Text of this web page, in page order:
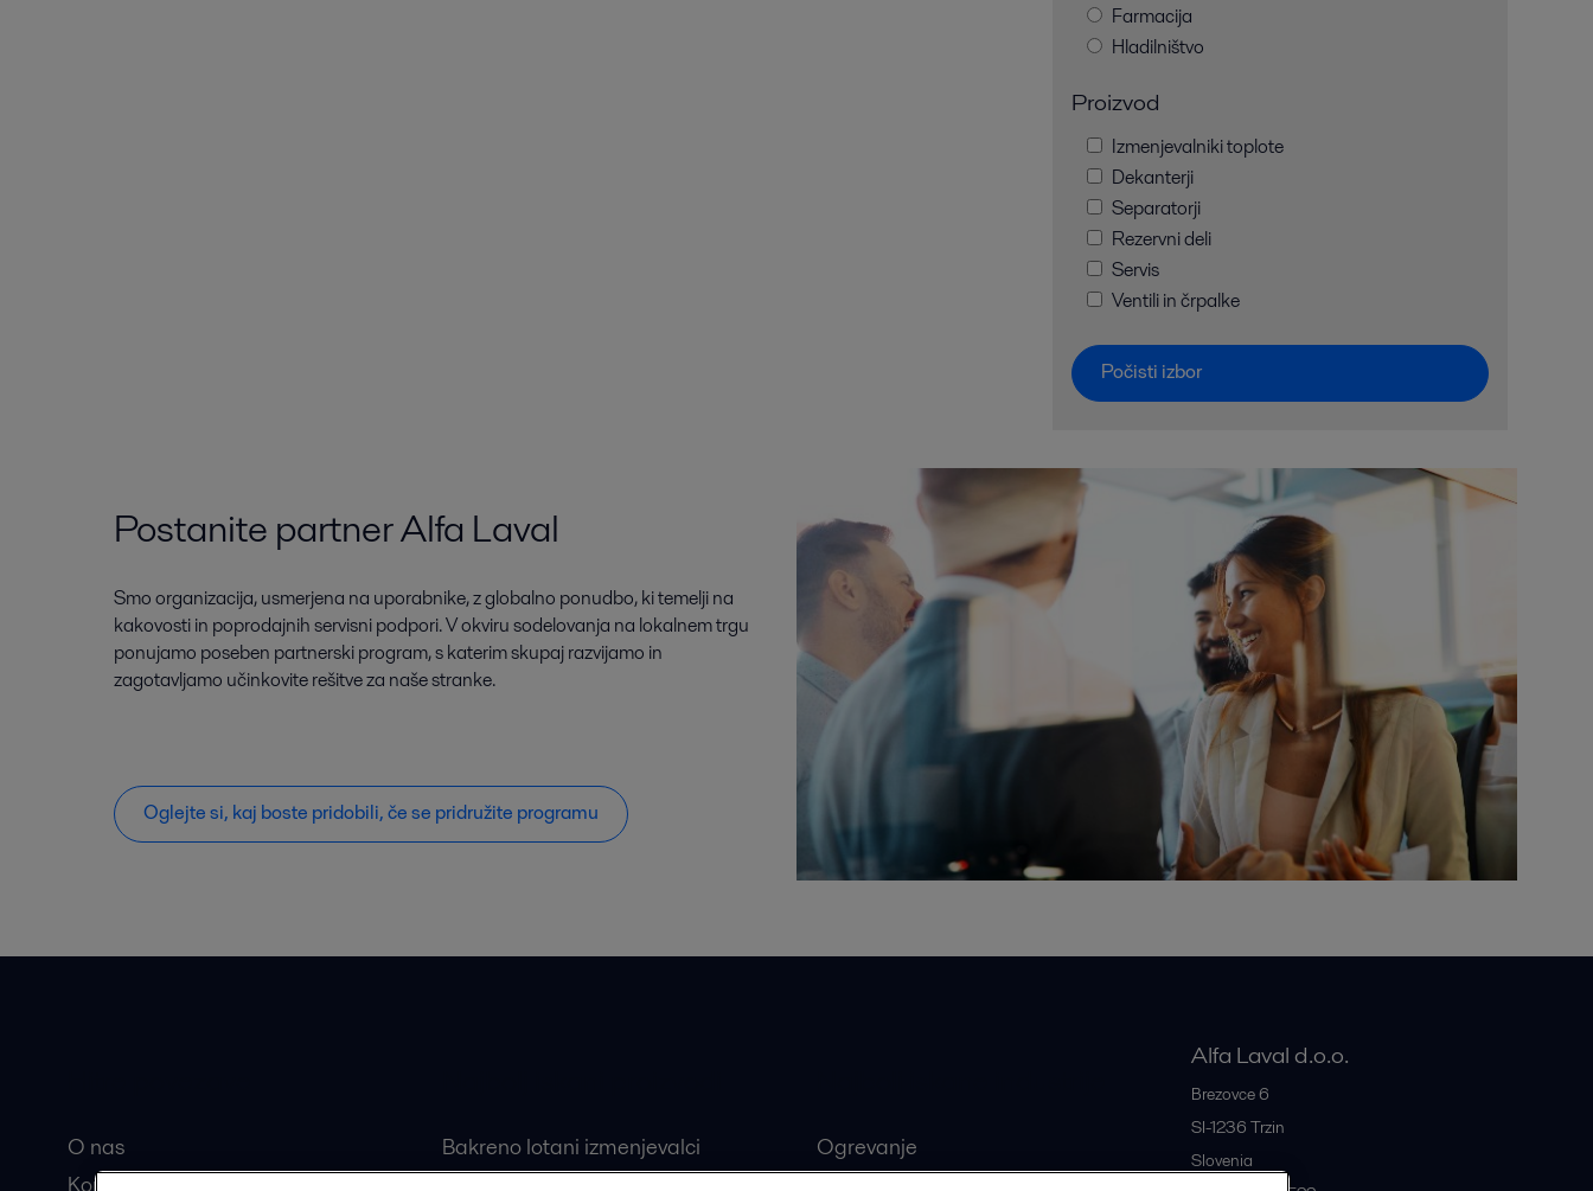
Farmacija
Hladilništvo
Proizvod
Izmenjevalniki toplote
Dekanterji
Separatorji
Rezervni deli
Servis
Ventili in črpalke
Počisti izbor
Postanite partner Alfa Laval
Smo organizacija, usmerjena na uporabnike, z globalno ponudbo, ki temelji na
kakovosti in poprodajnih servisni podpori. V okviru sodelovanja na lokalnem trgu
ponujamo poseben partnerski program, s katerim skupaj razvijamo in
zagotavljamo učinkovite rešitve za naše stranke.
Oglejte si, kaj boste pridobili, če se pridružite programu
O nas
Kontakt
Bakreno lotani izmenjevalci
Ogrevanje
Alfa Laval d.o.o.
Brezovce 6
SI-1236 Trzin
Slovenia